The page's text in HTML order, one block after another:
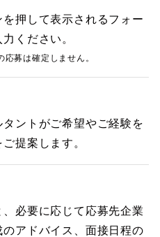
を押して表示されるフォー
ください。
募は確定しません。
ントがご希望やご経験を
提案します。
必要に応じて応募先企業
アドバイス、面接日程の